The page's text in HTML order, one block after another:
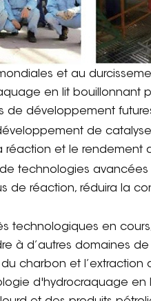
et au
en lit bouillonnant
de développement
de
réaction et le rendement
de technologies
de réaction, réduira la
technologiques en
à d’autres domaines
charbon et l’extraction
d'hydrocraquage en